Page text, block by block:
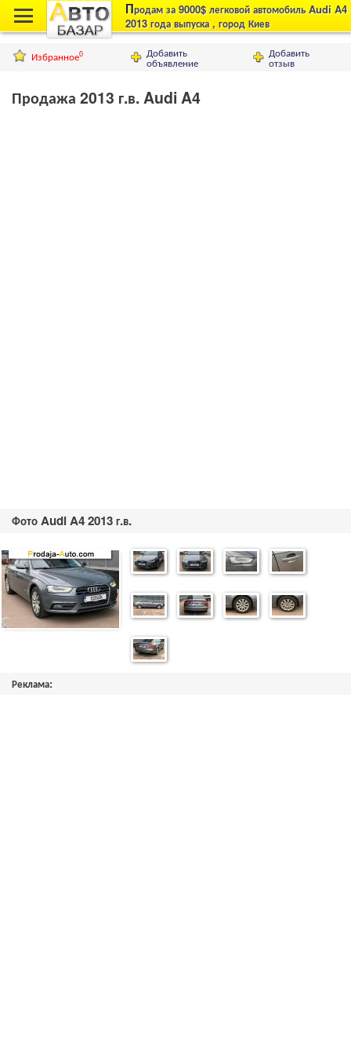
Продам за 9000$ легковой автомобиль Audi A4
2013 года выпуска , город Киев
Добавить
отзыв
Добавить
объявление
Избранное0
Продажа 2013 г.в. Audi A4
Фото Audi A4 2013 г.в.
Реклама: